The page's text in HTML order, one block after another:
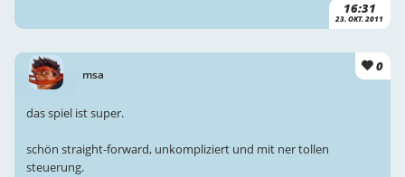
16:31
23. OKT. 2011
msa
0
das spiel ist super.
schön straight-forward, unkompliziert und mit ner tollen
steuerung.